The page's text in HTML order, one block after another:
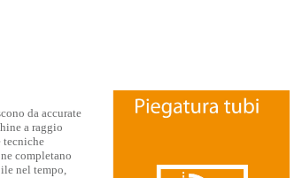
da accurate
a raggio
tecniche
completano
nel tempo,